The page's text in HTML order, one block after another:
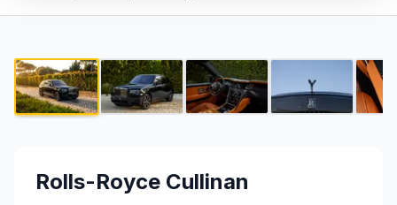
1 / 7
Rolls-Royce Cullinan